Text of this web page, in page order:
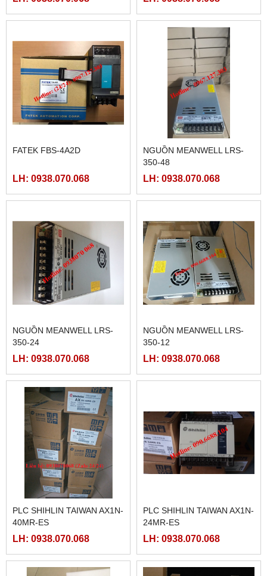
FATEK FBS-4A2D
LH: 0938.070.068
NGUỒN MEANWELL LRS-
350-48
LH: 0938.070.068
NGUỒN MEANWELL LRS-
350-24
LH: 0938.070.068
NGUỒN MEANWELL LRS-
350-12
LH: 0938.070.068
PLC SHIHLIN TAIWAN AX1N-
40MR-ES
LH: 0938.070.068
PLC SHIHLIN TAIWAN AX1N-
24MR-ES
LH: 0938.070.068